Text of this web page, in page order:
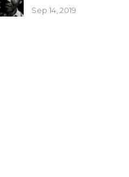
Sep 14, 2019